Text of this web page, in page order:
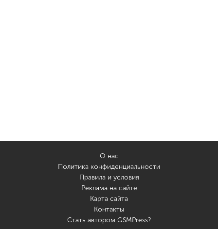
О нас
Политика конфиденциальности
Правила и условия
Реклама на сайте
Карта сайта
Контакты
Стать автором GSMPress?